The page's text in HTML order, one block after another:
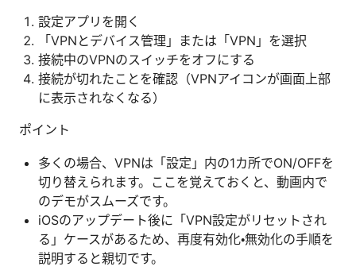
設定アプリを開く
「VPNとデバイス管理」または「VPN」を選択
接続中のVPNのスイッチをオフにする
接続が切れたことを確認（VPNアイコンが画面上部
に表示されなくなる）
ポイント
多くの場合、VPNは「設定」内の1カ所でON/OFFを
切り替えられます。ここを覚えておくと、動画内で
のデモがスムーズです。
iOSのアップデート後に「VPN設定がリセットされ
る」ケースがあるため、再度有効化・無効化の手順を
説明すると親切です。